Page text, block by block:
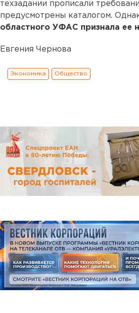
техзадании прописали
предусмотрены каталогом.
областного УФАС признала ее
Евгения Чернова
Экономика Общество